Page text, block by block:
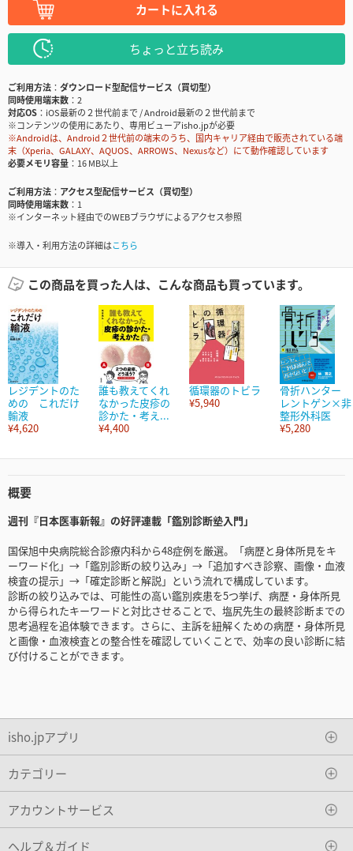
カートに入れる
ちょっと立ち読み
ご利用方法
ダウンロード型配信サービス（買切型）
同時使用端末数
2
対応OS
iOS最新の２世代前まで / Android最新の２世代前まで
※コンテンツの使用にあたり、専用ビューアisho.jpが必要
※Androidは、Android２世代前の端末のうち、国内キャリア経由で販売されている端
末（Xperia、GALAXY、AQUOS、ARROWS、Nexusなど）にて動作確認しています
必要メモリ容量
16 MB以上
ご利用方法
アクセス型配信サービス（買切型）
同時使用端末数
1
※インターネット経由でのWEBブラウザによるアクセス参照
※導入・利用方法の詳細はこちら
この商品を買った人は、こんな商品も買っています。
レジデントのた
めの これだけ
輸液
¥4,620
誰も教えてくれ
なかった皮疹の
診かた・考え...
¥4,400
循環器のトビラ
¥5,940
骨折ハンター
レントゲン×非
整形外科医
¥5,280
概要
週刊『日本医事新報』の好評連載「鑑別診断塾入門」
国保旭中央病院総合診療内科から48症例を厳選。「病歴と身体所見をキ
ーワード化」→「鑑別診断の絞り込み」→「追加すべき診察、画像・血液
検査の提示」→「確定診断と解説」という流れで構成しています。
診断の絞り込みでは、可能性の高い鑑別疾患を5つ挙げ、病歴・身体所見
から得られたキーワードと対比させることで、塩尻先生の最終診断までの
思考過程を追体験できます。さらに、主訴を紐解くための病歴・身体所見
と画像・血液検査との整合性を確認していくことで、効率の良い診断に結
び付けることができます。
isho.jpアプリ
カテゴリー
アカウントサービス
ヘルプ＆ガイド